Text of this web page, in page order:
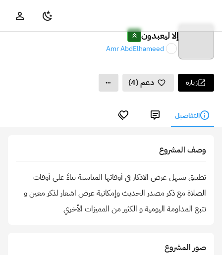
إلا ليعبدون
Amr AbdElhameed
زيارة دعم (4)
التفاصيل
وصف المشروع
تطبيق يسهل عرض الاذكار في أوقاتها المناسبة بناءً علي أوقات
الصلاة مع ذكر مصدر الحديث وإمكانية عرض اشعار لذكر معين و
تتبع المداومة اليومية و الكثير من المميزات الأخري
صور المشروع